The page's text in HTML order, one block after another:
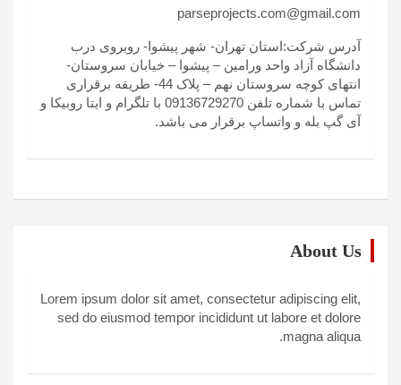
parseprojects.com@gmail.com
آدرس شرکت:استان تهران- شهر پیشوا- روبروی درب
دانشگاه آزاد واحد ورامین – پیشوا – خیابان سروستان-
انتهای کوچه سروستان نهم – پلاک 44- طریقه برقراری
تماس با شماره تلفن 09136729270 با تلگرام و ایتا روبیکا و
آی گپ بله و واتساپ برقرار می باشد.
About Us
Lorem ipsum dolor sit amet, consectetur adipiscing elit,
sed do eiusmod tempor incididunt ut labore et dolore
magna aliqua.